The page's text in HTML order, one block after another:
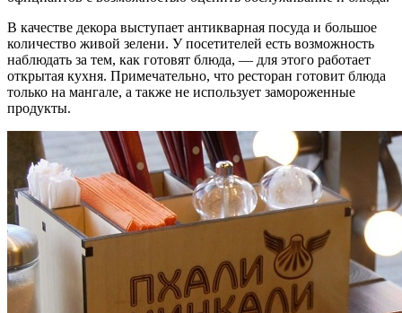
В качестве декора выступает антикварная посуда и большое
количество живой зелени. У посетителей есть возможность
наблюдать за тем, как готовят блюда, — для этого работает
открытая кухня. Примечательно, что ресторан готовит блюда
только на мангале, а также не использует замороженные
продукты.